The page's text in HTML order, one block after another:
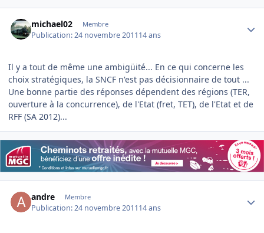
michael02 Membre
Publication:24 novembre 201114 ans
Il y a tout de même une ambigüité... En ce qui concerne les
choix stratégiques, la SNCF n'est pas décisionnaire de tout ...
Une bonne partie des réponses dépendent des régions (TER,
ouverture à la concurrence), de l'Etat (fret, TET), de l'Etat et de
RFF (SA 2012)...
andre Membre
Publication:24 novembre 201114 ans